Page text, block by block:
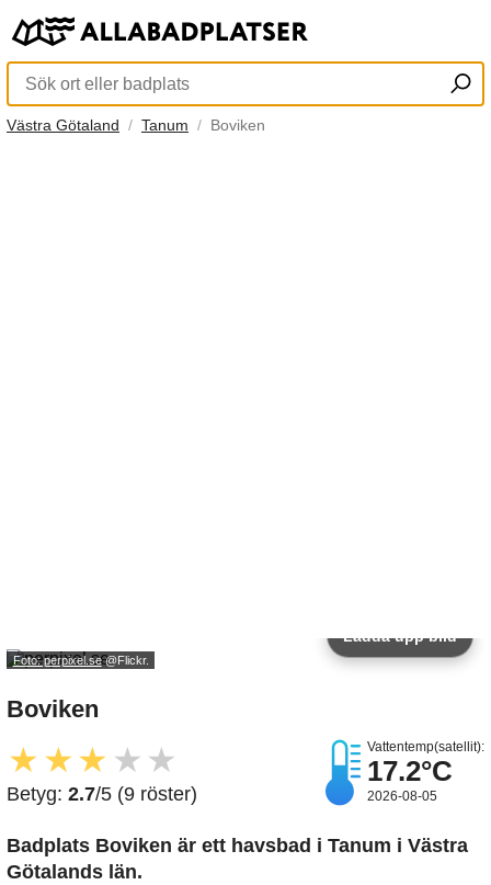
Västra Götaland Tanum Boviken
Foto: perpixel.se@Flickr.
Ladda upp bild
Boviken
★ ★★ ★ ★
Betyg: 2.7/5 (9 röster)
Vattentemp(satellit):
17.2°C
2026-08-05
Badplats Boviken är ett havsbad i Tanum i Västra
Götalands län.